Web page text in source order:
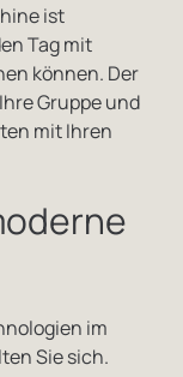
ist
Tag mit
können. Der
Gruppe und
mit Ihren
im
Sie sich.